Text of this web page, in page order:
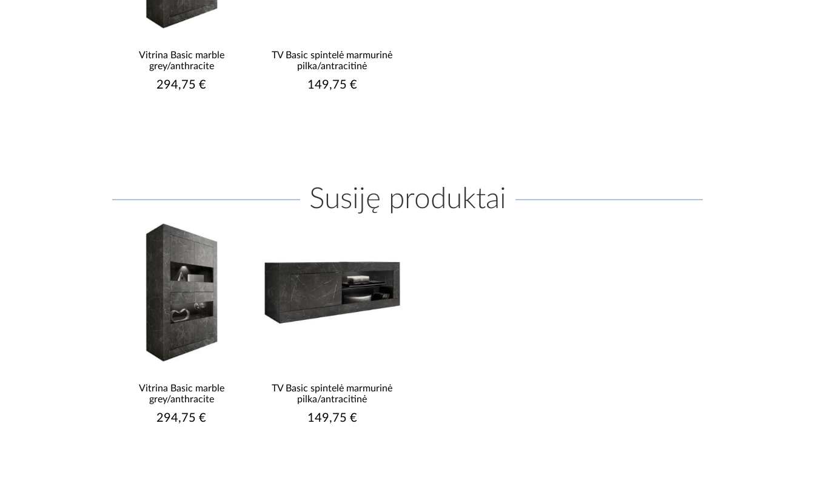
Vitrina Basic marble
grey/anthracite
294,75 €
TV Basic spintelė marmurinė
pilka/antracitinė
149,75 €
Susiję produktai
Vitrina Basic marble
grey/anthracite
294,75 €
TV Basic spintelė marmurinė
pilka/antracitinė
149,75 €